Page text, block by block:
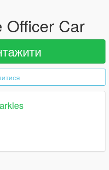
Officer Car